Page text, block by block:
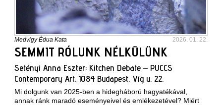
Medvigy Édua Kata 2026. 01. 22.
SEMMIT RÓLUNK NÉLKÜLÜNK
Setényi Anna Eszter: Kitchen Debate – PUCCS
Contemporary Art, 1084 Budapest, Víg u. 22.
Mi dolgunk van 2025-ben a hidegháború hagyatékával,
annak ránk maradó eseményeivel és emlékezetével? Miért